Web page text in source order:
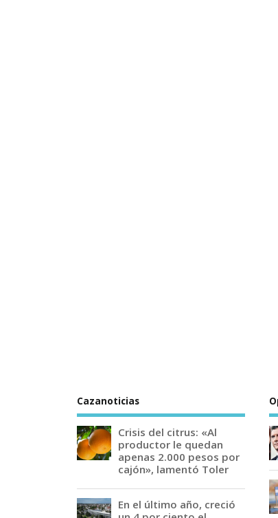
Cazanoticias
Crisis del citrus: «Al
productor le quedan
apenas 2.000 pesos por
cajón», lamentó Toler
En el último año, creció